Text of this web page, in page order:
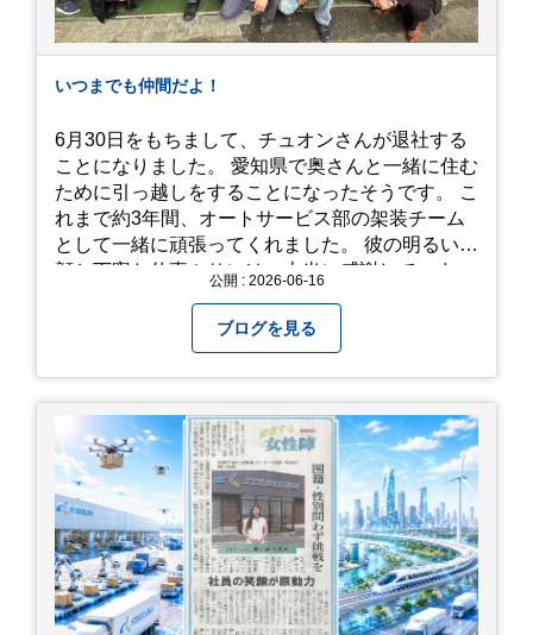
雨の季節特有の「しっとりと濡れたアジサイ」も
素敵ですし、晴れた日の「キラキラした光を浴び
たアジサイ」も最高です。ぜひカメラを持って出
やすい靴で: 山の斜面を利用した農園ですので、
歩き慣れた靴で行くのが安心です。 雨対策: 雨上
がりは足元が少し滑りやすくなることがありま
す。タオルや雨具を用意しておくと安心ですね。
開花時期のチェック: その年の気候によって見頃
が少し前後します。出かける前に必ず公式情報や
SNSで見頃を確認しましょう！ おわりに 梅雨の
時期を「我慢する期間」から「お出かけを楽しむ
期間」に変えてくれる、そんな素敵な場所です。
いです！
いつまでも仲間だよ！
6月30日をもちまして、チュオンさんが退社する
ことになりました。 愛知県で奥さんと一緒に住む
ために引っ越しをすることになったそうです。 こ
れまで約3年間、オートサービス部の架装チーム
として一緒に頑張ってくれました。 彼の明るい笑
顔と丁寧な仕事ぶりには、本当に感謝していま
撮影した記念写真を添付します。 チュオンさんの
今後のご活躍と新しいスタートを、みんなで応援
しましょう！ チュオンさん、今まで本当にありが
とうございました！
公開 : 2026-06-16
ブログを見る